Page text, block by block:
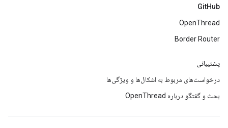
GitHub
OpenThread
Border Router
پشتیبانی
درخواست‌های مربوط به اشکال‌ها و ویژگی‌ها
بحث و گفتگو درباره OpenThread